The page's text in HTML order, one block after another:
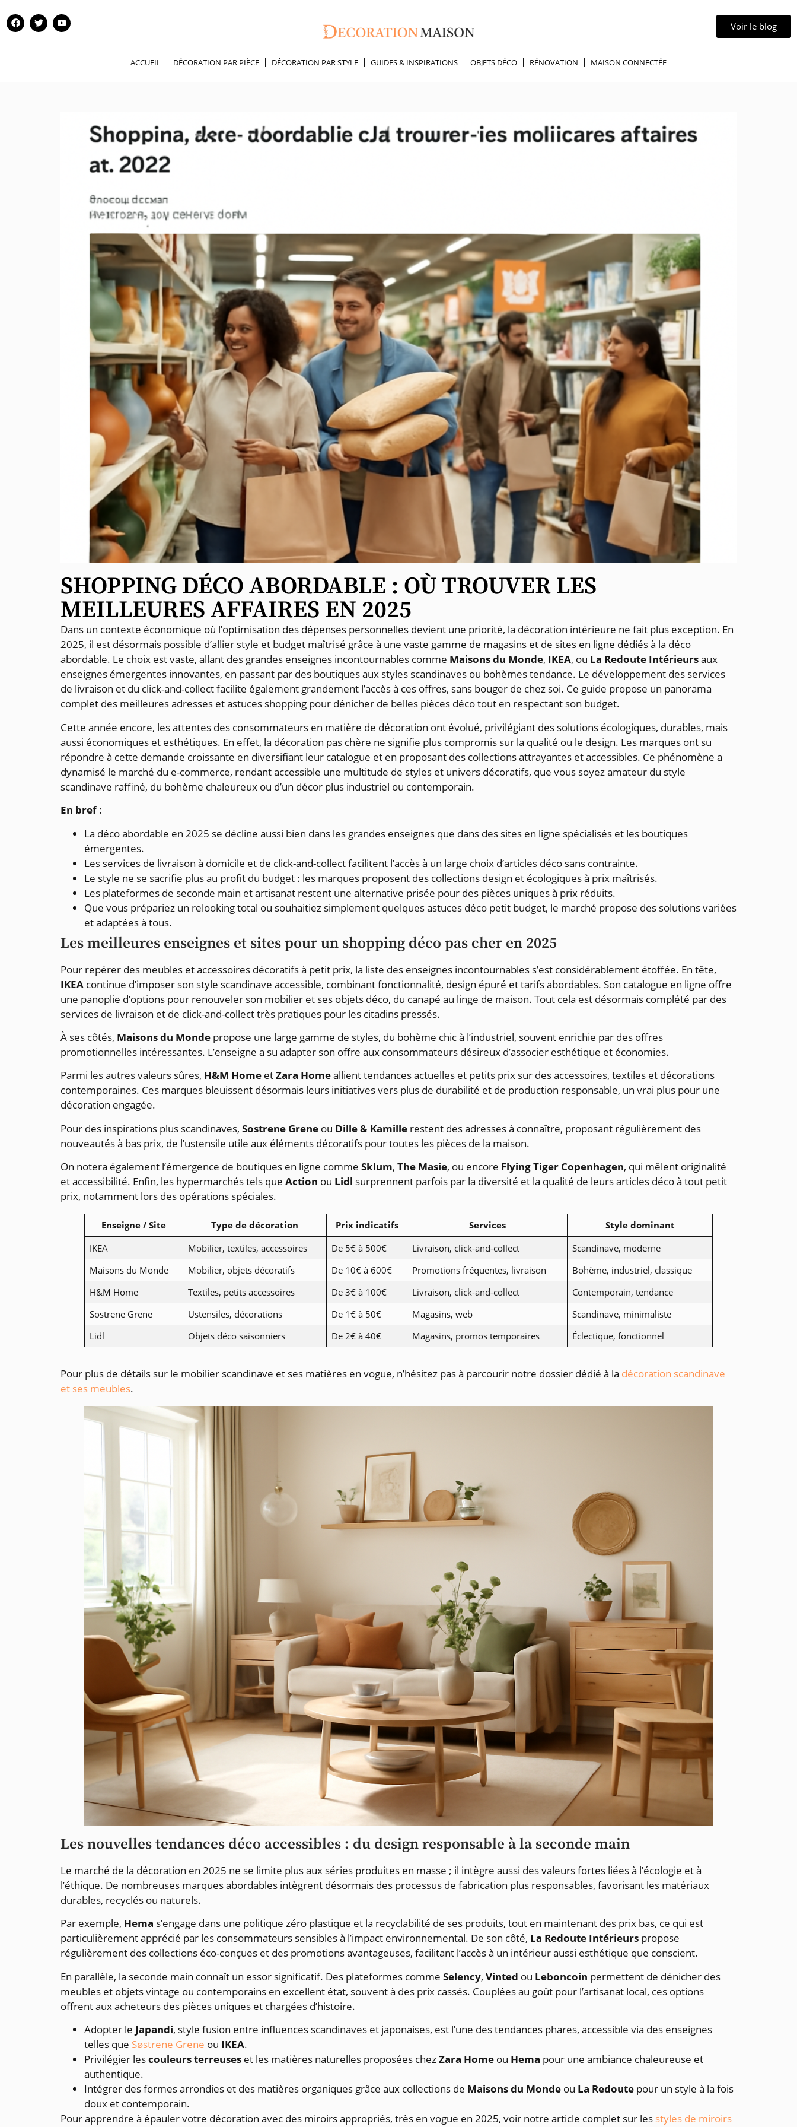
Voir le blog
ACCUEIL DÉCORATION PAR PIÈCE DÉCORATION PAR STYLE GUIDES & INSPIRATIONS OBJETS DÉCO RÉNOVATION MAISON CONNECTÉE
SHOPPING DÉCO ABORDABLE : OÙ TROUVER LES
MEILLEURES AFFAIRES EN 2025
Dans un contexte économique où l’optimisation des dépenses personnelles devient une priorité, la décoration intérieure ne fait plus exception. En
2025, il est désormais possible d’allier style et budget maîtrisé grâce à une vaste gamme de magasins et de sites en ligne dédiés à la déco
abordable. Le choix est vaste, allant des grandes enseignes incontournables comme Maisons du Monde, IKEA, ou La Redoute Intérieursaux
enseignes émergentes innovantes, en passant par des boutiques aux styles scandinaves ou bohèmes tendance. Le développement des services
de livraison et du click-and-collect facilite également grandement l’accès à ces offres, sans bouger de chez soi. Ce guide propose un panorama
complet des meilleures adresses et astuces shopping pour dénicher de belles pièces déco tout en respectant son budget.
Cette année encore, les attentes des consommateurs en matière de décoration ont évolué, privilégiant des solutions écologiques, durables, mais
aussi économiques et esthétiques. En effet, la décoration pas chère ne signifie plus compromis sur la qualité ou le design. Les marques ont su
répondre à cette demande croissante en diversifiant leur catalogue et en proposant des collections attrayantes et accessibles. Ce phénomène a
dynamisé le marché du e-commerce, rendant accessible une multitude de styles et univers décoratifs, que vous soyez amateur du style
scandinave raffiné, du bohème chaleureux ou d’un décor plus industriel ou contemporain.
En bref:
La déco abordable en 2025 se décline aussi bien dans les grandes enseignes que dans des sites en ligne spécialisés et les boutiques
émergentes.
Les services de livraison à domicile et de click-and-collect facilitent l’accès à un large choix d’articles déco sans contrainte.
Le style ne se sacrifie plus au profit du budget : les marques proposent des collections design et écologiques à prix maîtrisés.
Les plateformes de seconde main et artisanat restent une alternative prisée pour des pièces uniques à prix réduits.
Que vous prépariez un relooking total ou souhaitiez simplement quelques astuces déco petit budget, le marché propose des solutions variées
et adaptées à tous.
Les meilleures enseignes et sites pour un shopping déco pas cher en 2025
Pour repérer des meubles et accessoires décoratifs à petit prix, la liste des enseignes incontournables s’est considérablement étoffée. En tête,
IKEA continue d’imposer son style scandinave accessible, combinant fonctionnalité, design épuré et tarifs abordables. Son catalogue en ligne offre
une panoplie d’options pour renouveler son mobilier et ses objets déco, du canapé au linge de maison. Tout cela est désormais complété par des
services de livraison et de click-and-collect très pratiques pour les citadins pressés.
À ses côtés, Maisons du Monde propose une large gamme de styles, du bohème chic à l’industriel, souvent enrichie par des offres
promotionnelles intéressantes. L’enseigne a su adapter son offre aux consommateurs désireux d’associer esthétique et économies.
Parmi les autres valeurs sûres, H&M Home etZara Homeallient tendances actuelles et petits prix sur des accessoires, textiles et décorations
contemporaines. Ces marques bleuissent désormais leurs initiatives vers plus de durabilité et de production responsable, un vrai plus pour une
décoration engagée.
Pour des inspirations plus scandinaves, Sostrene Grene ou Dille & Kamille restent des adresses à connaître, proposant régulièrement des
nouveautés à bas prix, de l’ustensile utile aux éléments décoratifs pour toutes les pièces de la maison.
On notera également l’émergence de boutiques en ligne comme Sklum, The Masie, ou encore Flying Tiger Copenhagen, qui mêlent originalité
et accessibilité. Enfin, les hypermarchés tels que Action ou Lidl surprennent parfois par la diversité et la qualité de leurs articles déco à tout petit
prix, notamment lors des opérations spéciales.
Enseigne / Site Type de décoration Prix indicatifs Services
Style dominant
IKEA
Mobilier, textiles, accessoires De 5€ à 500€ Livraison, click-and-collect
Scandinave, moderne
Maisons du Monde
Mobilier, objets décoratifs De 10€ à 600€ Promotions fréquentes, livraison
Bohème, industriel, classique
H&M Home
Textiles, petits accessoires De 3€ à 100€ Livraison, click-and-collect
Contemporain, tendance
Sostrene Grene
Ustensiles, décorations De 1€ à 50€ Magasins, web
Scandinave, minimaliste
Lidl
Objets déco saisonniers De 2€ à 40€ Magasins, promos temporaires Éclectique, fonctionnel
Pour plus de détails sur le mobilier scandinave et ses matières en vogue, n’hésitez pas à parcourir notre dossier dédié à la décoration scandinave
et ses meubles.
Les nouvelles tendances déco accessibles : du design responsable à la seconde main
Le marché de la décoration en 2025 ne se limite plus aux séries produites en masse ; il intègre aussi des valeurs fortes liées à l’écologie et à
l’éthique. De nombreuses marques abordables intègrent désormais des processus de fabrication plus responsables, favorisant les matériaux
durables, recyclés ou naturels.
Par exemple, Hema s’engage dans une politique zéro plastique et la recyclabilité de ses produits, tout en maintenant des prix bas, ce qui est
particulièrement apprécié par les consommateurs sensibles à l’impact environnemental. De son côté, La Redoute Intérieurs propose
régulièrement des collections éco-conçues et des promotions avantageuses, facilitant l’accès à un intérieur aussi esthétique que conscient.
En parallèle, la seconde main connaît un essor significatif. Des plateformes comme Selency, Vinted ou Leboncoin permettent de dénicher des
meubles et objets vintage ou contemporains en excellent état, souvent à des prix cassés. Couplées au goût pour l’artisanat local, ces options
offrent aux acheteurs des pièces uniques et chargées d’histoire.
Adopter le Japandi, style fusion entre influences scandinaves et japonaises, est l’une des tendances phares, accessible via des enseignes
telles que Søstrene Grene ou IKEA.
Privilégier lescouleurs terreuses et les matières naturelles proposées chezZara Home ou Hema pour une ambiance chaleureuse et
authentique.
Intégrer des formes arrondies et des matières organiques grâce aux collections de Maisons du Monde ou La Redoute pour un style à la fois
doux et contemporain.
Pour apprendre à épauler votre décoration avec des miroirs appropriés, très en vogue en 2025, voir notre article complet sur les styles de miroirs